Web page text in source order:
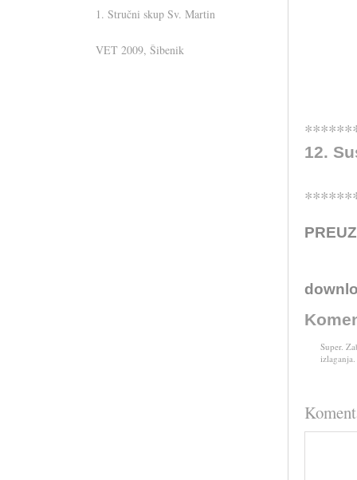
1. Stručni skup Sv. Martin
VET 2009, Šibenik
12.
Super.